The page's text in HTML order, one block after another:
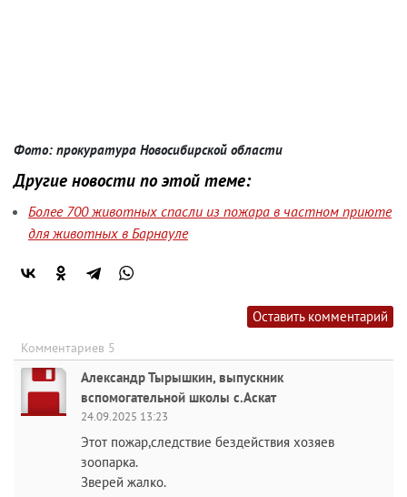
Фото: прокуратура Новосибирской области
Другие новости по этой теме:
Более 700 животных спасли из пожара в частном приюте
для животных в Барнауле
Оставить комментарий
Комментариев 5
Александр Тырышкин, выпускник
вспомогательной школы с.Аскат
24.09.2025 13:23
Этот пожар,следствие бездействия хозяев
зоопарка.
Зверей жалко.